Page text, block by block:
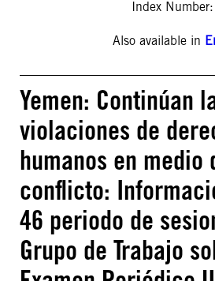
Index
Also available in
Yemen: Continúan
violaciones de
humanos en medio
conflicto:
46 periodo de
Grupo de Trabajo